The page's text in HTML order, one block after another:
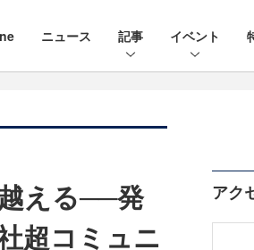
ニュース 記事 イベント
える──発
超コミュニ
アク